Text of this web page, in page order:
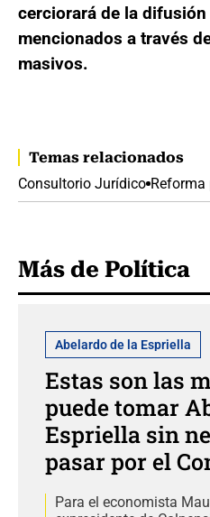
cerciorará de la
mencionados a través
masivos.
Temas relacionados
Consultorio Jurídico
Más de Política
Abelardo de la Espriella
Estas son las
puede tomar
Espriella sin
pasar por el
Para el economista